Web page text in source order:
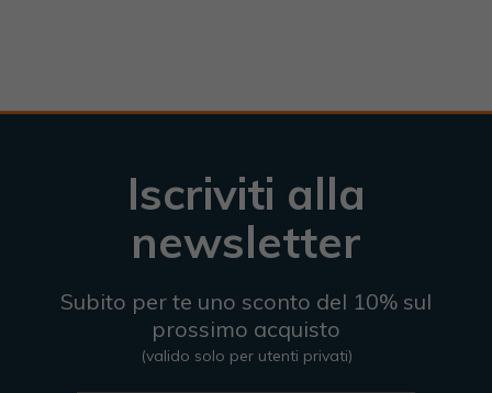
Iscriviti alla
newsletter
Subito per te uno sconto del 10% sul
prossimo acquisto
(valido solo per utenti privati)